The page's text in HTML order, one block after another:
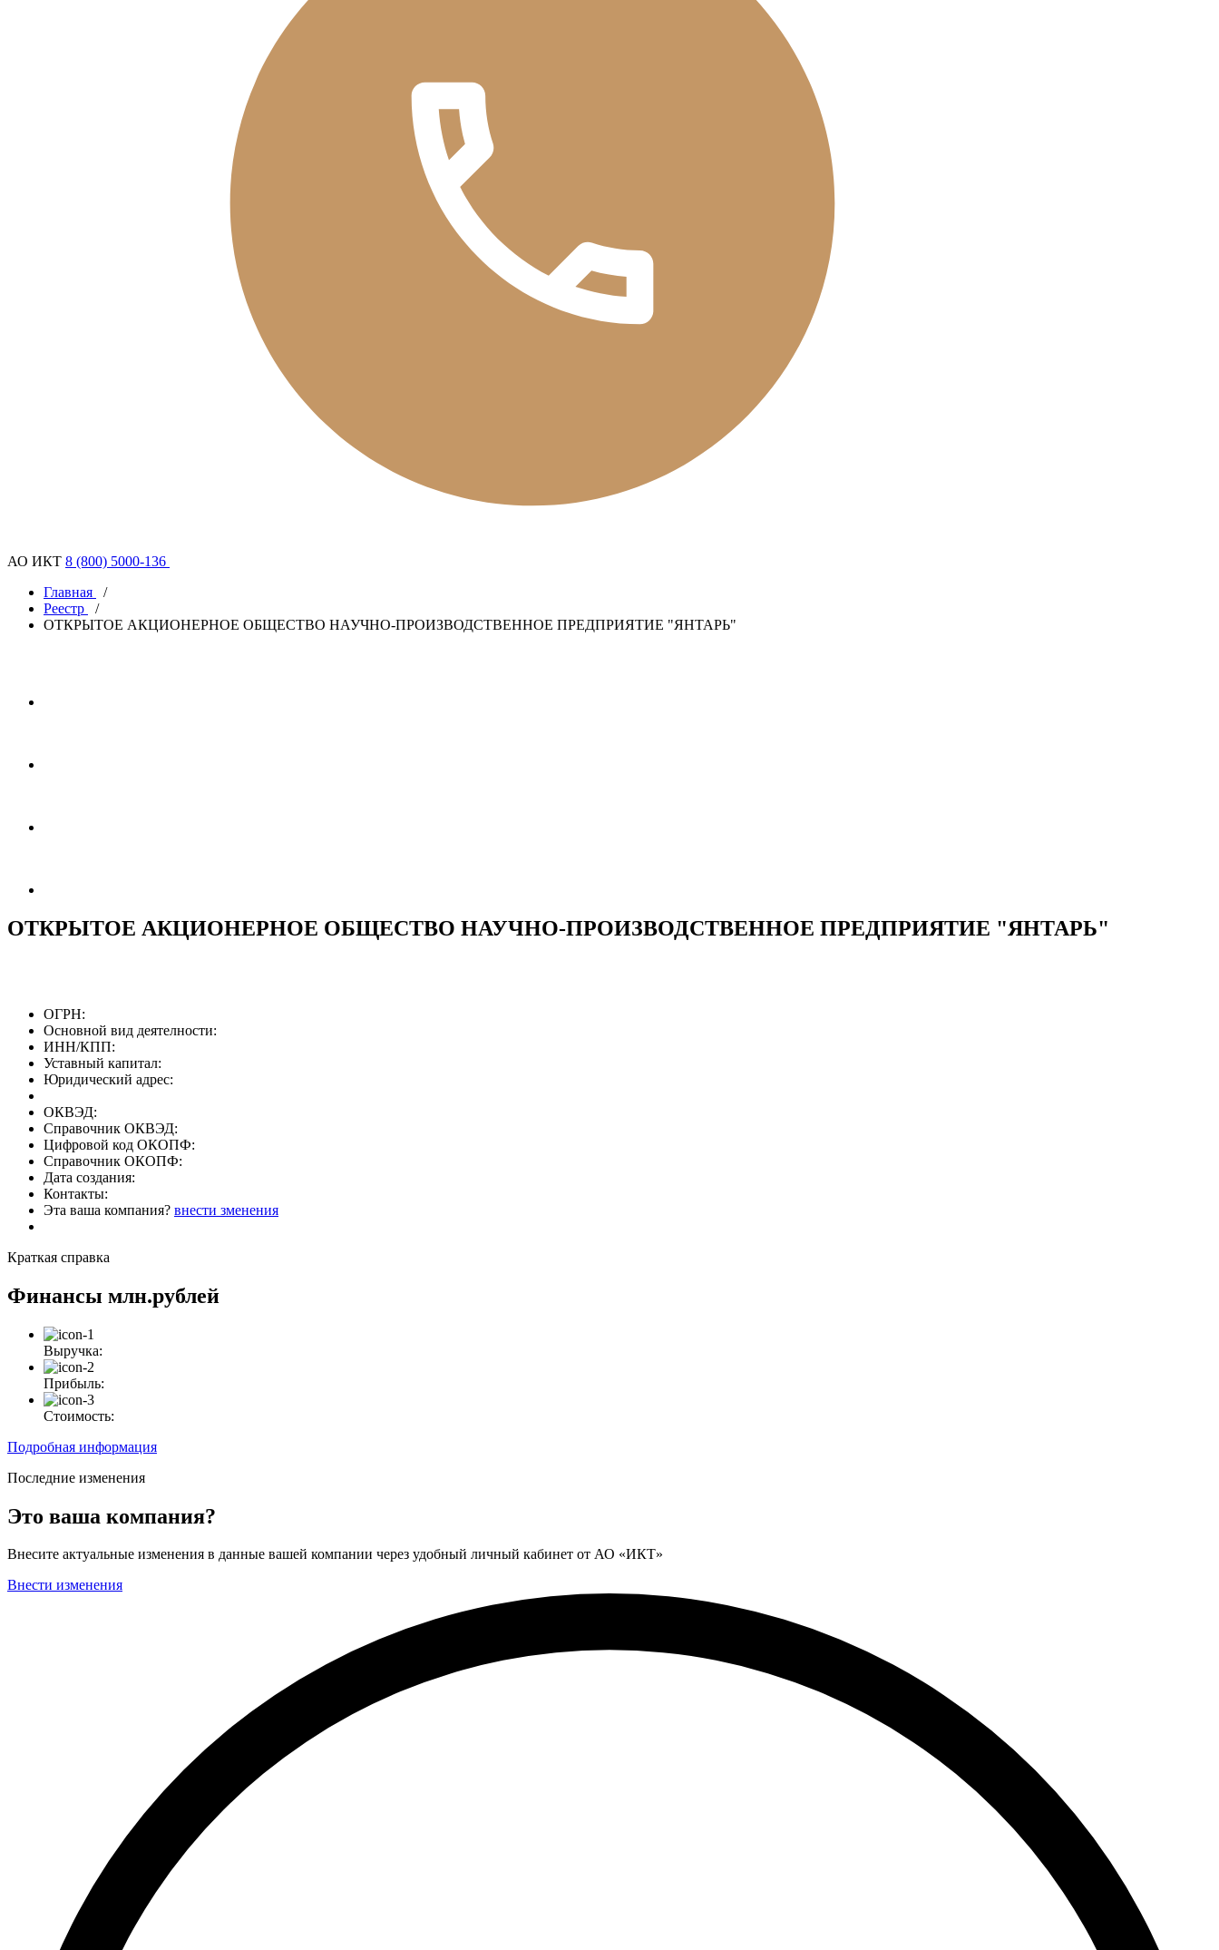
АО ИКТ 8 (800) 5000-136
Главная
/
Реестр
/
ОТКРЫТОЕ АКЦИОНЕРНОЕ ОБЩЕСТВО НАУЧНО-ПРОИЗВОДСТВЕННОЕ ПРЕДПРИЯТИЕ "ЯНТАРЬ"
ОТКРЫТОЕ АКЦИОНЕРНОЕ ОБЩЕСТВО НАУЧНО-ПРОИЗВОДСТВЕННОЕ ПРЕДПРИЯТИЕ "ЯНТАРЬ"
ОГРН:
Основной вид деятелности:
ИНН/КПП:
Уставный капитал:
Юридический адрес:
ОКВЭД:
Справочник ОКВЭД:
Цифровой код ОКОПФ:
Справочник ОКОПФ:
Дата создания:
Контакты:
Эта ваша компания? внести зменения
Краткая справка
Финансы млн.рублей
Выручка:
Прибыль:
Стоимость:
Подробная информация
Последние изменения
Это ваша компания?
Внесите актуальные изменения в данные вашей компании через удобный личный кабинет от АО «ИКТ»
Внести изменения